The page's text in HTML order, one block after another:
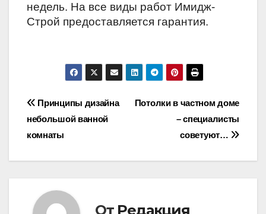
недель. На все виды работ Имидж-
Строй предоставляется гарантия.
Навигация
по
записям
Потолки в частном доме
– специалисты
советуют…
Принципы дизайна
небольшой ванной
комнаты
От Редакция